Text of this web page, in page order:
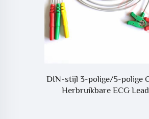
DIN-stijl 3-polige/5-polige
Herbruikbare ECG